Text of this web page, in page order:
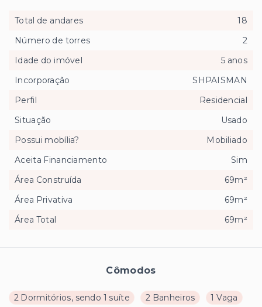
Cômodos
2 Dormitórios, sendo 1 suíte 2 Banheiros
1 Vaga
Total de andares
18
Número de torres
2
Idade do imóvel
5 anos
Incorporação
SHPAISMAN
Perfil
Residencial
Situação
Usado
Possui mobília?
Mobiliado
Aceita Financiamento
Sim
Área Construída
69m²
Área Privativa
69m²
Área Total
69m²